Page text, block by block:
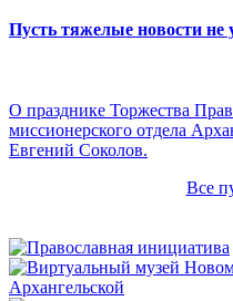
Пусть тяжелые новости не
О празднике Торжества
миссионерского отдела
Евгений Соколов.
Все